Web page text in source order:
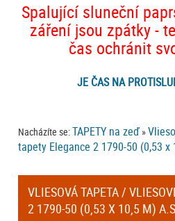
Spalující sluneční
záření jsou zpátky -
čas ochránit
JE ČAS NA
Nacházíte se:TAPETY na zeď »
tapety Elegance 2 1790-50 (0,53 x
VLIESOVÁ TAPETA /
2 1790-50 (0,53 X 10,5 M)